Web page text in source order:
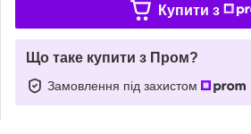
Купити з
Що таке купити з Пром?
Замовлення під захистом